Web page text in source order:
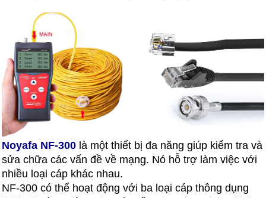
Noyafa NF-300 là một thiết bị đa năng giúp kiểm tra và
sửa chữa các vấn đề về mạng. Nó hỗ trợ làm việc với
nhiều loại cáp khác nhau.
NF-300 có thể hoạt động với ba loại cáp thông dụng